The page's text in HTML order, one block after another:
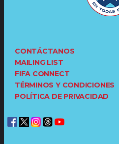
CONTÁCTANOS
MAILING LIST
FIFA CONNECT
TÉRMINOS Y CONDICIONES
POLÍTICA DE PRIVACIDAD